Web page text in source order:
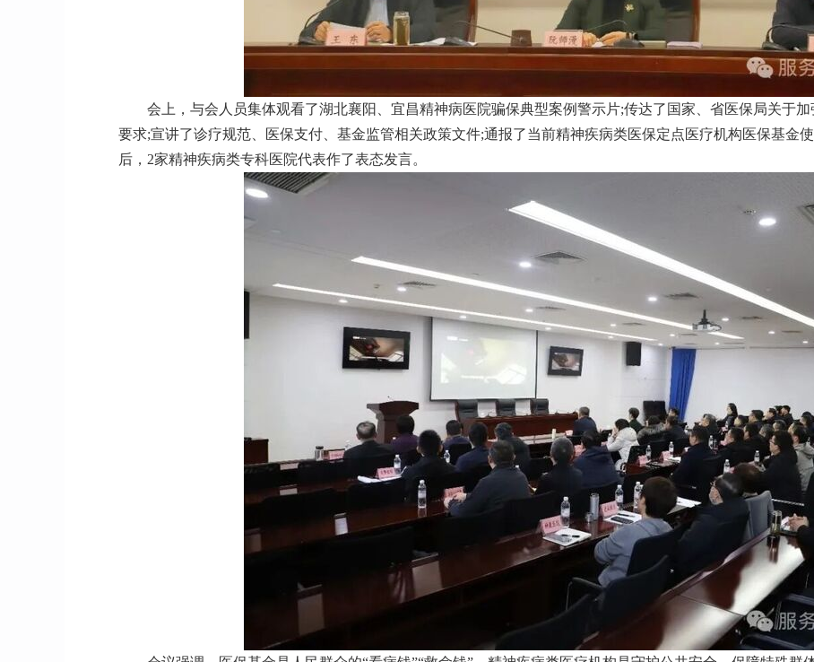
会上，与会人员集体观看了湖北襄阳、宜昌精神病医院骗保典型案例警示片;传达了国家、省医保局关于
要求;宣讲了诊疗规范、医保支付、基金监管相关政策文件;通报了当前精神疾病类医保定点医疗机构医保基金
后，2家精神疾病类专科医院代表作了表态发言。